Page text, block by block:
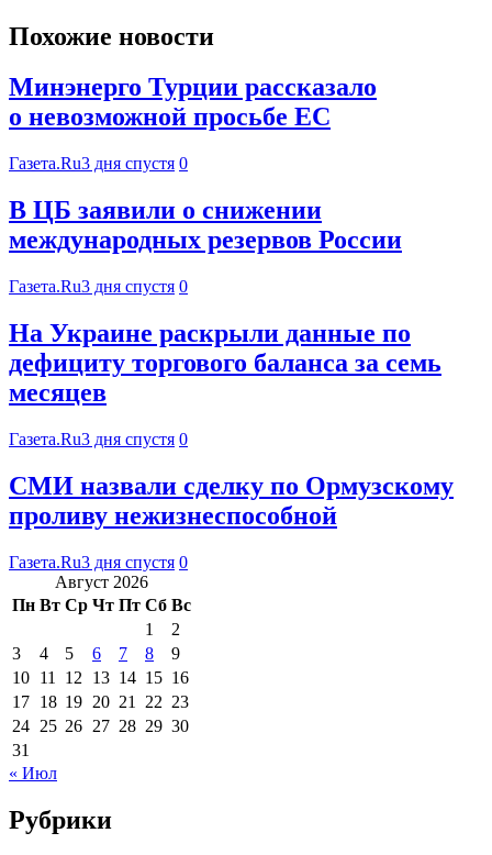
Похожие новости
Минэнерго Турции рассказало
о невозможной просьбе ЕС
Газета.Ru3 дня спустя 0
В ЦБ заявили о снижении
международных резервов России
Газета.Ru3 дня спустя 0
На Украине раскрыли данные по
дефициту торгового баланса за семь
месяцев
Газета.Ru3 дня спустя 0
СМИ назвали сделку по Ормузскому
проливу нежизнеспособной
Газета.Ru3 дня спустя 0
Август 2026
Пн Вт Ср Чт Пт Сб Вс
1
2
3
4 5 6 7 8
9
10 11 12 13 14 15 16
17 18 19 20 21 22 23
24 25 26 27 28 29 30
31
« Июл
Рубрики